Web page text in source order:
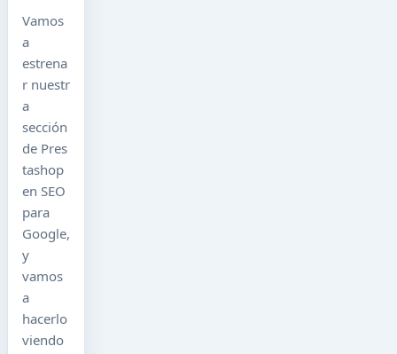
Vamos
a
estrena
r nuestr
a
sección
de Pres
tashop
en SEO
para
Google,
y
vamos
a
hacerlo
viendo